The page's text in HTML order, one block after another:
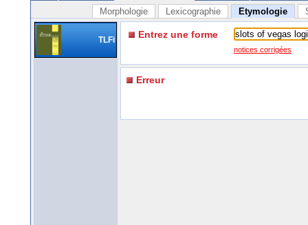
Morphologie Lexicographie Etymologie
TLFi Entrez une forme
notices corrigées
Erreur